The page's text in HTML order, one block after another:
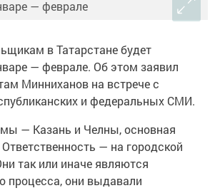
в Татарстане будет
— феврале. Об этом заявил
Минниханов на встрече с
и федеральных СМИ.
— Казань и Челны, основная
— на городской
так или иначе являются
процесса, они выдавали